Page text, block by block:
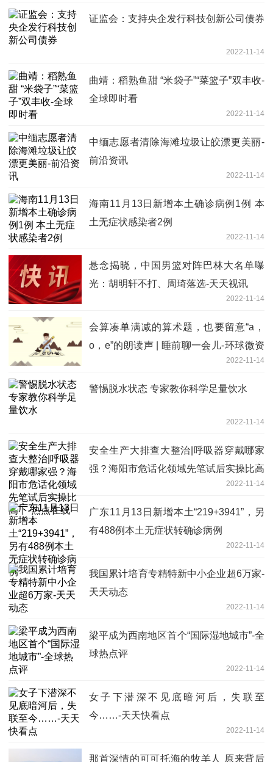
证监会：支持央企发行科技创新公司债券
2022-11-14
曲靖：稻熟鱼甜 “米袋子”“菜篮子”双丰收-
全球即时看
2022-11-14
中缅志愿者清除海滩垃圾让皎漂更美丽-
前沿资讯
2022-11-14
海南11月13日新增本土确诊病例1例 本
土无症状感染者2例
2022-11-14
悬念揭晓，中国男篮对阵巴林大名单曝
光：胡明轩不打、周琦落选-天天视讯
2022-11-14
会算凑单满减的算术题，也要留意“a，
o，e”的朗读声 | 睡前聊一会儿-环球微资
2022-11-14
警惕脱水状态 专家教你科学足量饮水
2022-11-14
安全生产大排查大整治|呼吸器穿戴哪家
强？海阳市危话化领域先笔试后实操比高
2022-11-14
广东11月13日新增本土“219+3941”，另
有488例本土无症状转确诊病例
2022-11-14
我国累计培育专精特新中小企业超6万家-
天天动态
2022-11-14
梁平成为西南地区首个“国际湿地城市”-全
球热点评
2022-11-14
女子下潜深不见底暗河后，失联至
今……-天天快看点
2022-11-14
那首深情的可可托海的牧羊人 原来背后